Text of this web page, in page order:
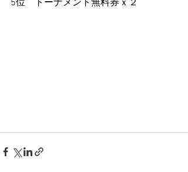
5位　トーナメント無料券ｘ２